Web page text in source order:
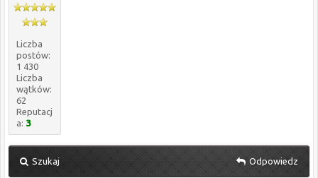
Liczba
postów:
1 430
Liczba
wątków:
62
Reputacj
a: 3
Szukaj Odpowiedz